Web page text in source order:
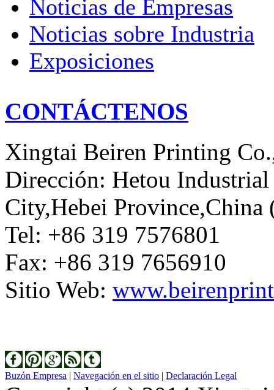
Noticias de Empresas
Noticias sobre Industria
Exposiciones
CONTÁCTENOS
Xingtai Beiren Printing
Dirección: Hetou
City,Hebei Province,China
Tel: +86 319 7576801
Fax: +86 319 7656910
Sitio Web:
Buzón Empresa | Navegación en el sitio | Declaración Legal